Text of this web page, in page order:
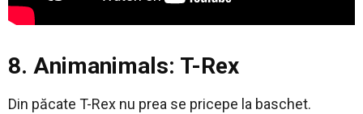
8. Animanimals: T-Rex
Din păcate T-Rex nu prea se pricepe la baschet.